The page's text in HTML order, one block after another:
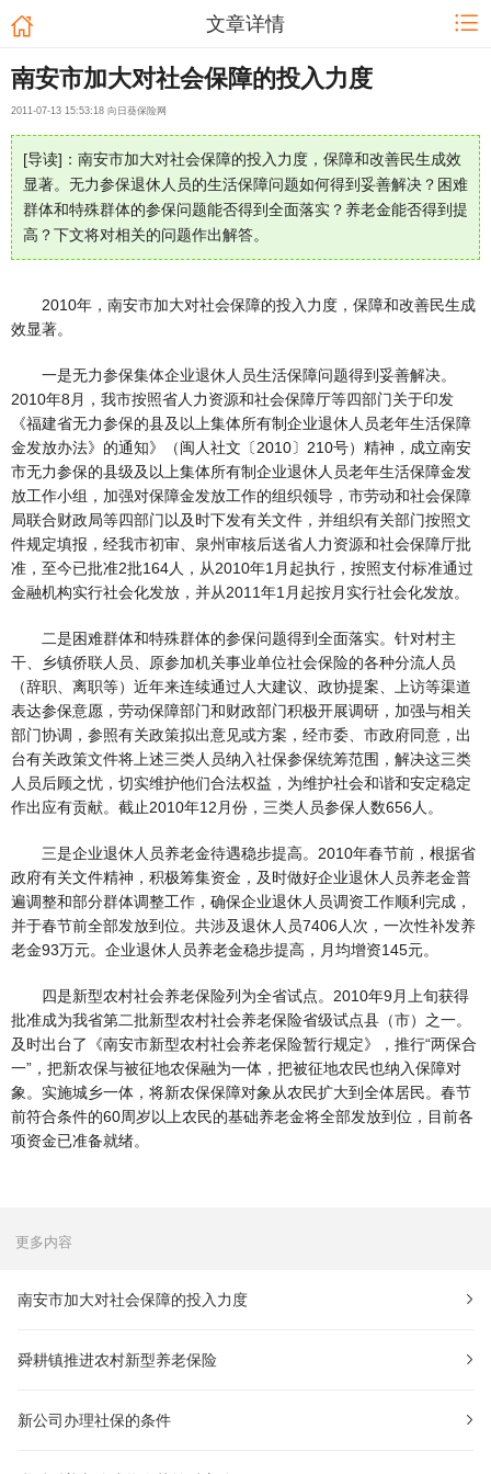
文章详情
南安市加大对社会保障的投入力度
2011-07-13 15:53:18 向日葵保险网
[导读]：南安市加大对社会保障的投入力度，保障和改善民生成效
显著。无力参保退休人员的生活保障问题如何得到妥善解决？困难
群体和特殊群体的参保问题能否得到全面落实？养老金能否得到提
高？下文将对相关的问题作出解答。
2010年，南安市加大对社会保障的投入力度，保障和改善民生成
效显著。
一是无力参保集体企业退休人员生活保障问题得到妥善解决。
2010年8月，我市按照省人力资源和社会保障厅等四部门关于印发
《福建省无力参保的县及以上集体所有制企业退休人员老年生活保障
金发放办法》的通知》（闽人社文〔2010〕210号）精神，成立南安
市无力参保的县级及以上集体所有制企业退休人员老年生活保障金发
放工作小组，加强对保障金发放工作的组织领导，市劳动和社会保障
局联合财政局等四部门以及时下发有关文件，并组织有关部门按照文
件规定填报，经我市初审、泉州审核后送省人力资源和社会保障厅批
准，至今已批准2批164人，从2010年1月起执行，按照支付标准通过
金融机构实行社会化发放，并从2011年1月起按月实行社会化发放。
二是困难群体和特殊群体的参保问题得到全面落实。针对村主
干、乡镇侨联人员、原参加机关事业单位社会保险的各种分流人员
（辞职、离职等）近年来连续通过人大建议、政协提案、上访等渠道
表达参保意愿，劳动保障部门和财政部门积极开展调研，加强与相关
部门协调，参照有关政策拟出意见或方案，经市委、市政府同意，出
台有关政策文件将上述三类人员纳入社保参保统筹范围，解决这三类
人员后顾之忧，切实维护他们合法权益，为维护社会和谐和安定稳定
作出应有贡献。截止2010年12月份，三类人员参保人数656人。
三是企业退休人员养老金待遇稳步提高。2010年春节前，根据省
政府有关文件精神，积极筹集资金，及时做好企业退休人员养老金普
遍调整和部分群体调整工作，确保企业退休人员调资工作顺利完成，
并于春节前全部发放到位。共涉及退休人员7406人次，一次性补发养
老金93万元。企业退休人员养老金稳步提高，月均增资145元。
四是新型农村社会养老保险列为全省试点。2010年9月上旬获得
批准成为我省第二批新型农村社会养老保险省级试点县（市）之一。
及时出台了《南安市新型农村社会养老保险暂行规定》，推行“两保合
一”，把新农保与被征地农保融为一体，把被征地农民也纳入保障对
象。实施城乡一体，将新农保保障对象从农民扩大到全体居民。春节
前符合条件的60周岁以上农民的基础养老金将全部发放到位，目前各
项资金已准备就绪。
更多内容
南安市加大对社会保障的投入力度
舜耕镇推进农村新型养老保险
新公司办理社保的条件